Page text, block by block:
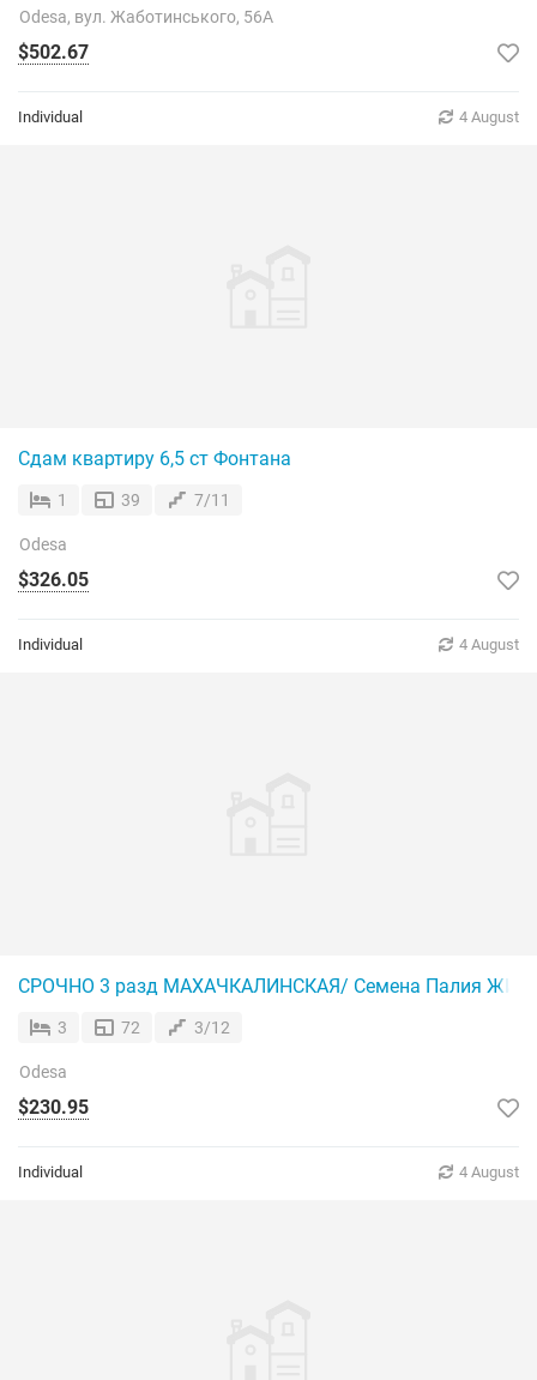
Odesa, вул. Жаботинського, 56А
$502.67
Individual 4 August
Сдам квартиру 6,5 ст Фонтана
1 39 7/11
Odesa
$326.05
Individual 4 August
СРОЧНО 3 разд МАХАЧКАЛИНСКАЯ/ Семена Палия
3 72 3/12
Odesa
$230.95
Individual 4 August